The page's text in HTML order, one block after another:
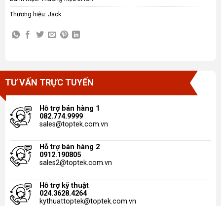
Thương hiệu: Jack
TƯ VẤN TRỰC TUYẾN
Hỗ trợ bán hàng 1
082.774.9999
sales@toptek.com.vn
Hỗ trợ bán hàng 2
0912.190805
sales2@toptek.com.vn
Hỗ trợ kỹ thuật
024.3628.4264
kythuattoptek@toptek.com.vn